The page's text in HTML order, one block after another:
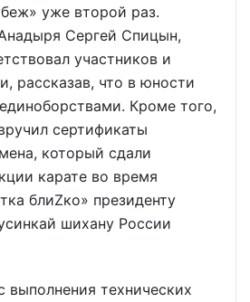
уже второй раз.
Сергей Спицын,
участников и
рассказав, что в юности
Кроме того,
сертификаты
который сдали
карате во время
блиZко» президенту
шихану России
выполнения технических